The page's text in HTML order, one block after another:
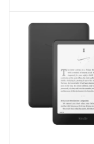
Movilidad